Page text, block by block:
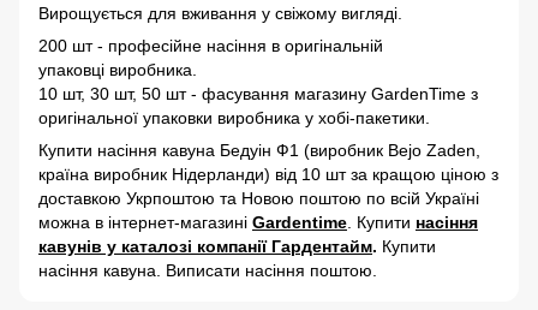
Вирощується для вживання у свіжому вигляді.
200 шт - професійне насіння в оригінальній
упаковці виробника.
10 шт, 30 шт, 50 шт - фасування магазину GardenTime з
оригінальної упаковки виробника у хобі-пакетики.
Купити насіння кавуна Бедуін Ф1 (виробник Bejo Zaden,
країна виробник Нідерланди) від 10 шт за кращою ціною з
доставкою Укрпоштою та Новою поштою по всій Україні
можна в інтернет-магазині Gardentime . Купити насіння
кавунів у каталозі компанії Гардентайм. Купити
насіння кавуна. Виписати насіння поштою.